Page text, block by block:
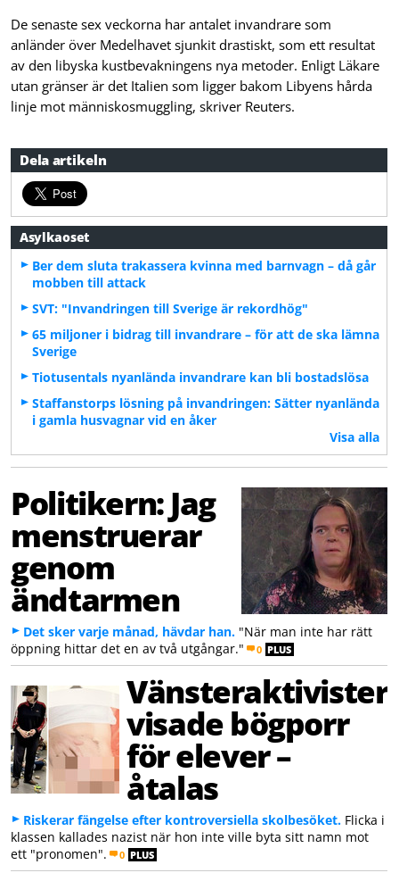
Dela artikeln
De senaste sex veckorna har antalet invandrare som
anländer över Medelhavet sjunkit drastiskt, som ett resultat
av den libyska kustbevakningens nya metoder. Enligt Läkare
utan gränser är det Italien som ligger bakom Libyens hårda
linje mot människosmuggling, skriver Reuters.
Asylkaoset
Ber dem sluta trakassera kvinna med barnvagn – då går
mobben till attack
SVT: "Invandringen till Sverige är rekordhög"
65 miljoner i bidrag till invandrare – för att de ska lämna
Sverige
Tiotusentals nyanlända invandrare kan bli bostadslösa
Staffanstorps lösning på invandringen: Sätter nyanlända
i gamla husvagnar vid en åker
Visa alla
Politikern: Jag
menstruerar
genom
ändtarmen
Det sker varje månad, hävdar han. "När man inte har rätt
öppning hittar det en av två utgångar."
0 PLUS
Vänsteraktivister
visade bögporr
för elever –
åtalas
Riskerar fängelse efter kontroversiella skolbesöket. Flicka i
klassen kallades nazist när hon inte ville byta sitt namn mot
ett "pronomen".
0 PLUS